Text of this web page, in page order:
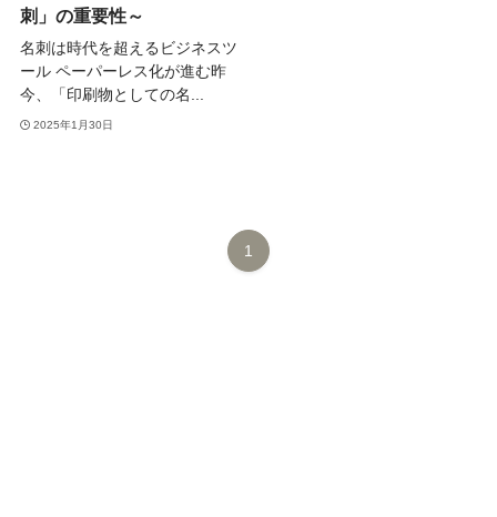
刺」の重要性～
名刺は時代を超えるビジネスツ
ール ペーパーレス化が進む昨
今、「印刷物としての名...
2025年1月30日
1